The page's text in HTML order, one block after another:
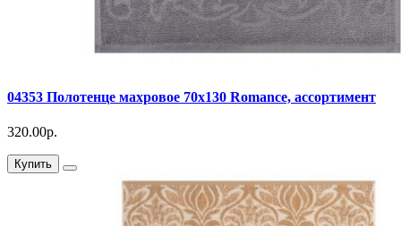
04353 Полотенце махровое 70х130 Romance, ассортимент
320.00р.
Купить